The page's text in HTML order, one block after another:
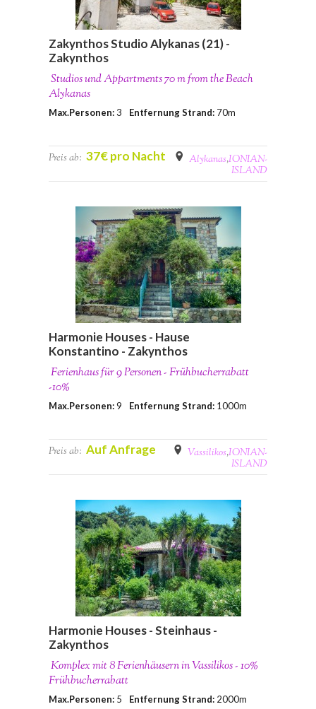
Zakynthos Studio Alykanas (21) -
Zakynthos
Studios und Appartments 70 m from the Beach
Alykanas
Max.Personen:3 Entfernung Strand: 70m
Preis ab: 37€ pro Nacht Alykanas,IONIAN-
ISLAND
Harmonie Houses - Hause
Konstantino - Zakynthos
Ferienhaus für 9 Personen - Frühbucherrabatt
-10%
Max.Personen:9 Entfernung Strand: 1000m
Preis ab: Auf Anfrage Vassilikos,IONIAN-
ISLAND
Harmonie Houses - Steinhaus -
Zakynthos
Komplex mit 8 Ferienhäusern in Vassilikos - 10%
Frühbucherrabatt
Max.Personen: 5 Entfernung Strand: 2000m